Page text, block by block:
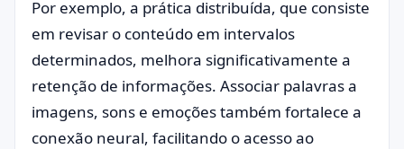
Por exemplo, a prática distribuída, que consiste
em revisar o conteúdo em intervalos
determinados, melhora significativamente a
retenção de informações. Associar palavras a
imagens, sons e emoções também fortalece a
conexão neural, facilitando o acesso ao